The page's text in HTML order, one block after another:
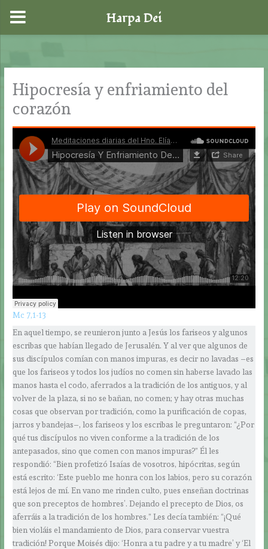
contenido
Hipocresía y enfriamiento del
corazón
Mc 7,1-13
En aquel tiempo, se reunieron junto a Jesús los fariseos y algunos
escribas que habían llegado de Jerusalén. Y al ver que algunos de
sus discípulos comían con manos impuras, es decir no lavadas –es
que los fariseos y todos los judíos no comen sin haberse lavado las
manos hasta el codo, aferrados a la tradición de los antiguos, y al
volver de la plaza, si no se bañan, no comen; y hay otras muchas
cosas que observan por tradición, como la purificación de copas,
jarros y bandejas–, los fariseos y los escribas le preguntaron: “¿Por
qué tus discípulos no viven conforme a la tradición de los
antepasados, sino que comen con manos impuras?” Él les
respondió: “Bien profetizó Isaías de vosotros, hipócritas, según
está escrito: ‘Este pueblo me honra con los labios, pero su corazón
está lejos de mí. En vano me rinden culto, pues enseñan doctrinas
que son preceptos de hombres’. Dejando el precepto de Dios, os
aferráis a la tradición de los hombres.” Les decía también: “¡Qué
bien violáis el mandamiento de Dios, para conservar vuestra
tradición! Porque Moisés dijo: ‘Honra a tu padre y a tu madre’ y ‘El
Harpa Dei